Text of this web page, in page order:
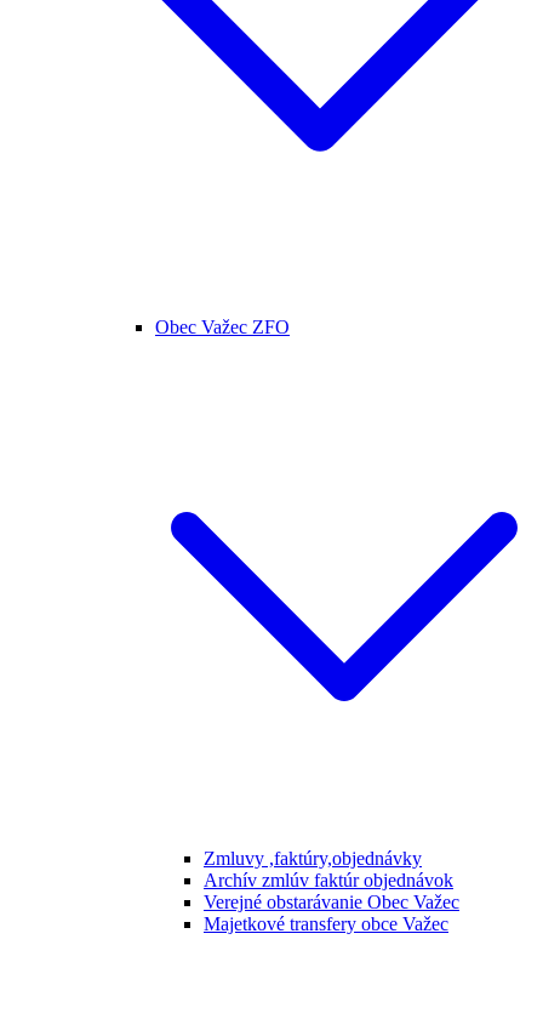
Obec Važec ZFO
Zmluvy ,faktúry,objednávky
Archív zmlúv faktúr objednávok
Verejné obstarávanie Obec Važec
Majetkové transfery obce Važec